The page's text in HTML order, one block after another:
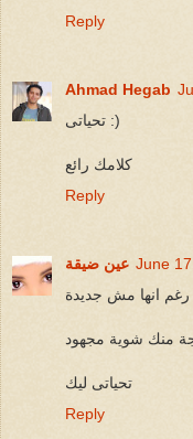
Reply
Ahmad Hegab
تحياتى :)
كلامك رائع
Reply
عين ضيقة June
رغم انها مش جديدة
منك شوية مجهود
تحياتى ليك
Reply